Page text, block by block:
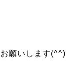
願いします(^^)